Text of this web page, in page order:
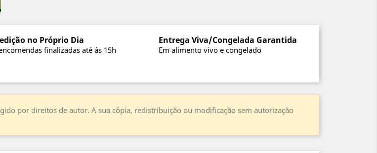
no Próprio Dia
finalizadas até ás 15h
Entrega Viva/Congelada Garantida
Em alimento vivo e congelado
por direitos de autor. A sua cópia, redistribuição ou modificação sem autorização